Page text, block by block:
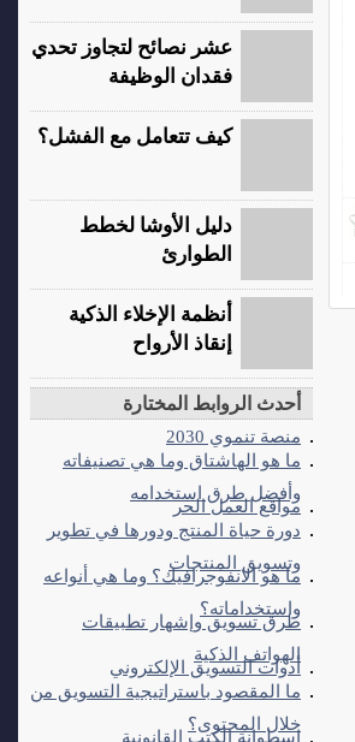
عشر نصائح لتجاوز تحدي
فقدان الوظيفة
كيف تتعامل مع الفشل؟
دليل الأوشا لخطط
الطوارئ
أنظمة الإخلاء الذكية
إنقاذ الأرواح
أحدث الروابط المختارة
منصة تنموي 2030
ما هو الهاشتاق وما هي تصنيفاته
وأفضل طرق استخدامه
مواقع العمل الحر
دورة حياة المنتج ودورها في تطوير
وتسويق المنتجات
ما هو الانفوجرافيك؟ وما هي أنواعه
واستخداماته؟
طرق تسويق وإشهار تطبيقات
الهواتف الذكية
أدوات التسويق الإلكتروني
ما المقصود باستراتيجية التسويق من
خلال المحتوى؟
اسطوانة الكتب القانونية